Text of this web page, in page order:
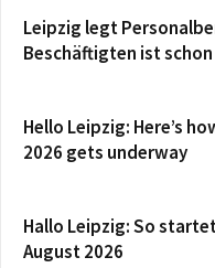
Leipzig legt
Beschäftigten ist
Hello Leipzig: Here’s
2026 gets underway
Hallo Leipzig: So
August 2026